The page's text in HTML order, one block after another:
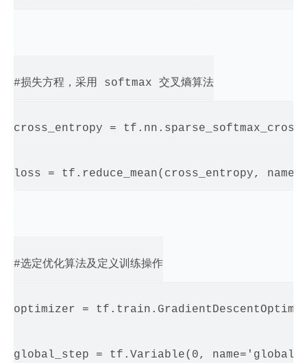
#损失方程，采用 softmax 交叉熵算法
cross_entropy =
loss = tf.reduce_mean(cross_entropy,
#选定优化算法及定义训练操作
optimizer =
global_step = tf.Variable(0,